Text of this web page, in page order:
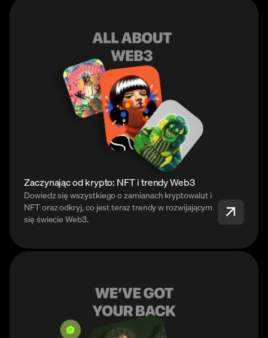
Zaczynając od krypto: NFT i trendy Web3
Dowiedz się wszystkiego o zamianach kryptowalut i
NFT oraz odkryj, co jest teraz trendy w rozwijającym
się świecie Web3.